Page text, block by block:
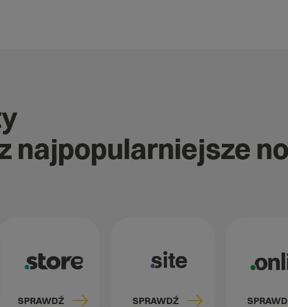
najpopularniejsze
SPRAWDŹ SPRAWDŹ